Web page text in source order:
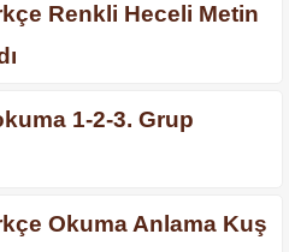
Renkli Heceli Metin
1-2-3. Grup
Okuma Anlama Kuş